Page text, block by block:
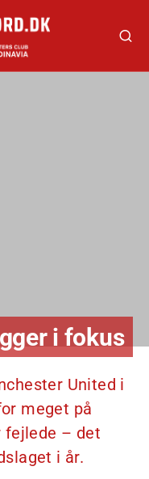
i fokus
United i
meget på
fejlede – det
i år.